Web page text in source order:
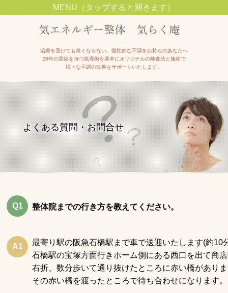
治療を受けても良くならない、慢性的な不調をお持ちのあなたへ
20年の実績を持つ気導術を基本にオリジナルの検査法と施術で
様々な不調の改善をサポートいたします。
よくある質問・お問合せ
Q1 整体院までの行き方を教えてください。
A1
最寄り駅の阪急石橋駅まで車で送迎いたします(約10
石橋駅の宝塚方面行きホーム側にある西口を出て商
右折、数分歩いて通り抜けたところに赤い橋があり
その赤い橋を渡ったところで待ち合わせになります。
MENU（タップすると開きます）